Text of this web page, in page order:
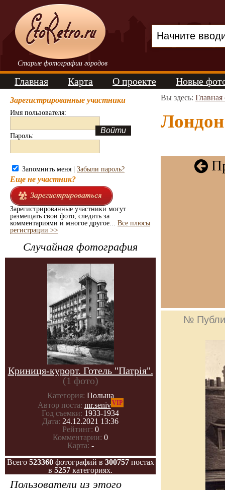
Старые фотографии городов
Главная Карта О проекте Новые
Зарегистрированные участники
Имя пользователя:
Пароль:
Запомнить меня | Забыли пароль?
Еще не участник?
Зарегистрированные участники могут
размещать свои фото, следить за
комментариями и многое другое... Все плюсы
регистрации >>
Случайная фотография
Криниця-курорт. Готель "Патрія".
(1 фото)
Категория: Польша
Автор поста: mr.senivVIP
Год съемки: 1933-1934
Дата: 24.12.2021 13:36
Рейтинг: 0
Комментарии: 0
Карта: -
Всего 523360фотографий в 300757постах
в 5257 категориях.
Пользователи из этого
Вы здесь: Главная
Лондон
№